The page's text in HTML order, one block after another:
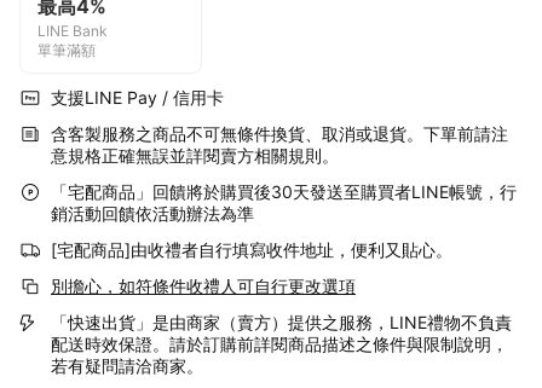
最高4%
LINE Bank
單筆滿額
支援LINE Pay / 信用卡
含客製服務之商品不可無條件換貨、取消或退貨。下單前請注
意規格正確無誤並詳閱賣方相關規則。
「宅配商品」回饋將於購買後30天發送至購買者LINE帳號，行
銷活動回饋依活動辦法為準
[宅配商品]由收禮者自行填寫收件地址，便利又貼心。
別擔心，如符條件收禮人可自行更改選項
「快速出貨」是由商家（賣方）提供之服務，LINE禮物不負責
配送時效保證。請於訂購前詳閱商品描述之條件與限制說明，
若有疑問請洽商家。